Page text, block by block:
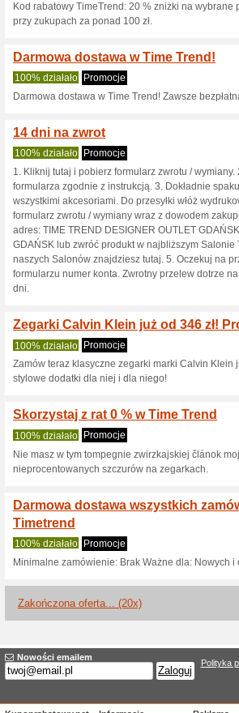
Aktualne
Kod
TimeTrend
100% działało
koszyka.
Kod
produkty
100% działało
Kod rabatowy
koszyka.
Kod